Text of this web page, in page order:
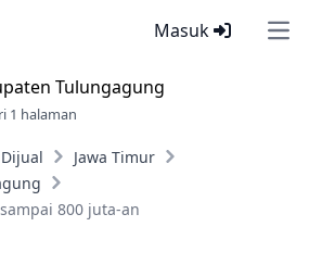
Masuk
Tulungagung
1 halaman
Dijual
Jawa Timur
800 juta-an